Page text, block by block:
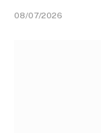
08/07/2026